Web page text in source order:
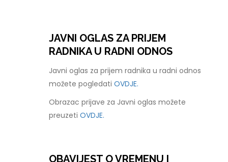
JAVNI OGLAS ZA PRIJEM
RADNIKA U RADNI ODNOS
Javni oglas za prijem radnika u radni odnos
možete pogledatiOVDJE.
Obrazac prijave za Javni oglas možete
preuzetiOVDJE.
OBAVIJEST O VREMENU I